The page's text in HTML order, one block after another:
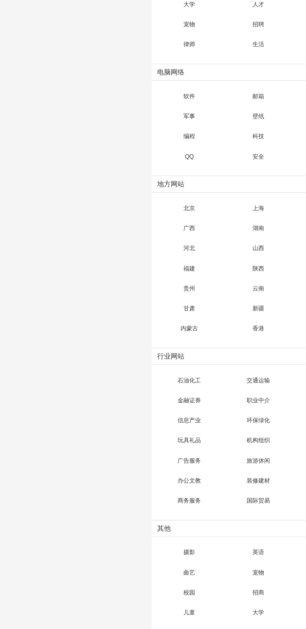
大学 人才
宠物 招聘
律师 生活
电脑网络
软件 邮箱
军事 壁纸
编程 科技
QQ 安全
地方网站
北京 上海
广西 湖南
河北 山西
福建 陕西
贵州 云南
甘肃 新疆
内蒙古 香港
行业网站
石油化工 交通运输
金融证券 职业中介
信息产业 环保绿化
玩具礼品 机构组织
广告服务 旅游休闲
办公文教 装修建材
商务服务 国际贸易
其他
摄影 英语
曲艺 宠物
校园 招商
儿童 大学